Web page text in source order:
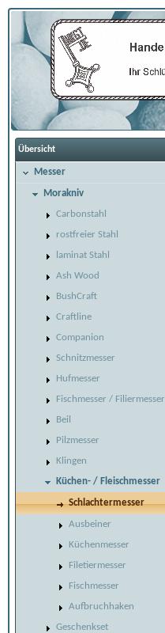
Übersicht
Messer
Morakniv
Carbonstahl
rostfreier Stahl
laminat Stahl
Ash Wood
BushCraft
Craftline
Companion
Schnitzmesser
Hufmesser
Fischmesser / Filiermesser
Beil
Pilzmesser
Klingen
Küchen- / Fleischmesser
Schlachtermesser
Ausbeiner
Küchenmesser
Filetiermesser
Fischmesser
Aufbruchhaken
Geschenkset